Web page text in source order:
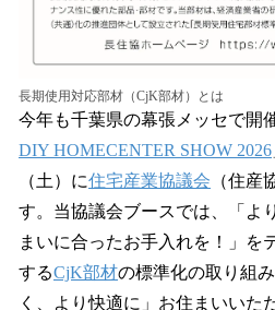
長期使用対応部材（CjK部材）とは
今年も千葉県の幕張メッセで開
DIY HOMECENTER SHOW 2026
（土）に住宅産業協議会 （住産
す。当協議会ブースでは、「よ
まいに合ったお手入れを！」を
するCjK部材の標準化の取り組
く、より快適に」お住まいいた